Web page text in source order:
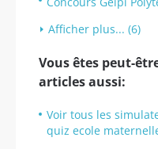
Afficher plus... (6)
Vous êtes peut-
articles aussi:
Voir tous les
quiz ecole